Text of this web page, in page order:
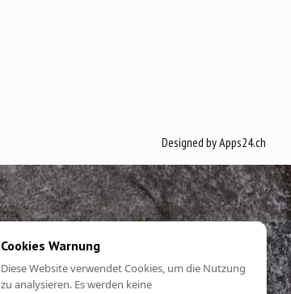
Cookies Warnung
Diese Website verwendet Cookies, um die Nutzung
zu analysieren. Es werden keine
Designed byApps24.ch